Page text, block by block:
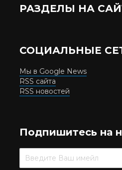
РАЗДЕЛЫ НА
СОЦИАЛЬНЫЕ
Мы в Google News
RSS сайта
RSS новостей
Подпишитесь на